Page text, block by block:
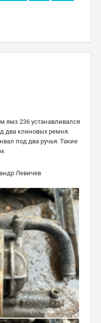
ямз 236 устанавливался
два клиновых ремня.
под два ручья. Такие
Левичев